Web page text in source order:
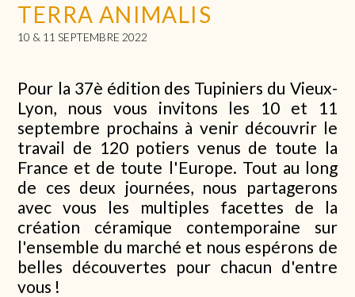
TERRA ANIMALIS
10 & 11 SEPTEMBRE 2022
Pour la 37è édition des Tupiniers du Vieux-
Lyon, nous vous invitons les 10 et 11
septembre prochains à venir découvrir le
travail de 120 potiers venus de toute la
France et de toute l'Europe. Tout au long
de ces deux journées, nous partagerons
avec vous les multiples facettes de la
création céramique contemporaine sur
l'ensemble du marché et nous espérons de
belles découvertes pour chacun d'entre
vous !